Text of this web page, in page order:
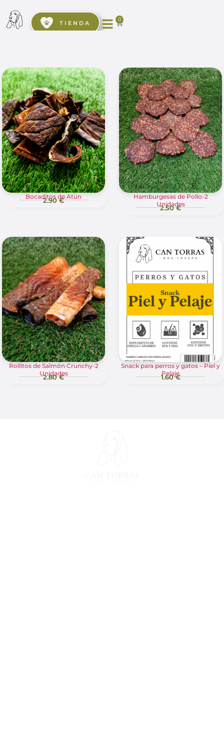
0
TIENDA
Bocaditos de Atún
2.90 €
Hamburgesas de Pollo-2
Unidades
2.50 €
Rollitos de Salmón Crunchy-2
Unidades
2.80 €
Snack para perros y gatos – Piel y
Pelaje
1.60 €